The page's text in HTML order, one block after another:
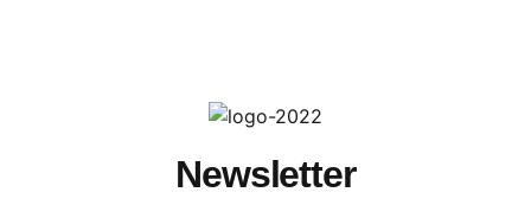
Newsletter